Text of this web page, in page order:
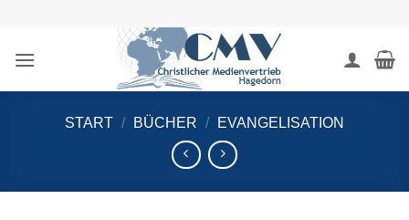
springen
START / BÜCHER / EVANGELISATION